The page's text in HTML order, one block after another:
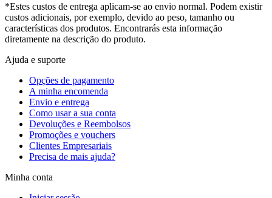
*Estes custos de entrega aplicam-se ao envio normal. Podem existir
custos adicionais, por exemplo, devido ao peso, tamanho ou
características dos produtos. Encontrarás esta informação
diretamente na descrição do produto.
Ajuda e suporte
Opções de pagamento
A minha encomenda
Envio e entrega
Como usar a sua conta
Devoluções e Reembolsos
Promoções e vouchers
Clientes Empresariais
Precisa de mais ajuda?
Minha conta